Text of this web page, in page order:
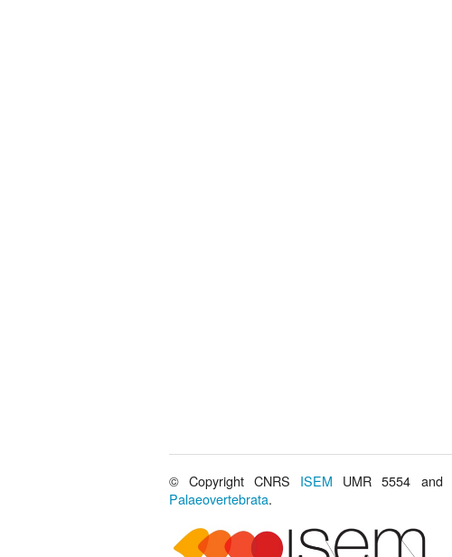
© Copyright CNRS ISEM UMR 5554 and
Palaeovertebrata.